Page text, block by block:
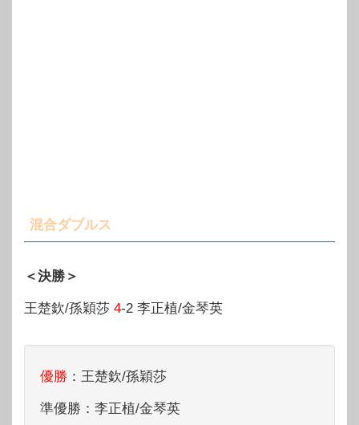
混合ダブルス
＜決勝＞
王楚欽/孫穎莎 4-2 李正植/金琴英
優勝 ：王楚欽/孫穎莎
準優勝：李正植/金琴英